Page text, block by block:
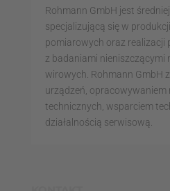
Rohmann GmbH jest
specjalizującą się w
pomiarowych oraz realizacji
z badaniami nieniszczącymi
wirowych. Rohmann GmbH
urządzeń, opracowywaniem
technicznych, wsparciem
działalnością serwisową.